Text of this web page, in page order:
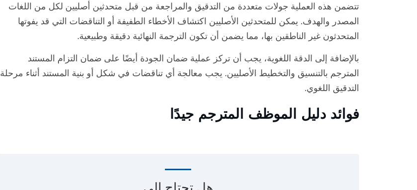
تتضمن هذه العملية جولات متعددة من التدقيق والمراجعة من قبل متحدثين أصليين لكل من اللغات
المصدر والهدف. يمكن للمتحدثين الأصليين اكتشاف الأخطاء الطفيفة أو التناقضات التي قد يفوتها
المتحدثون غير الناطقين بها، مما يضمن أن تكون الترجمة النهائية دقيقة وطبيعية.
بالإضافة إلى الدقة اللغوية، يجب أن تركز عملية ضمان الجودة أيضًا على ضمان التزام المستند
المترجم بالتنسيق والتخطيط الأصليين. يجب معالجة أي تناقضات في شكل أو بنية المستند أثناء مرحلة
التدقيق اللغوي.
فوائد دليل الموظف المترجم جيدًا